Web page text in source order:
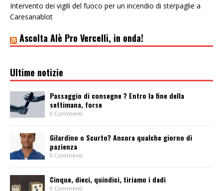
Intervento dei vigili del fuoco per un incendio di sterpaglie a
Caresanablot
Ascolta Alè Pro Vercelli, in onda!
Ultime notizie
Passaggio di consegne ? Entro la fine della
settimana, forse
0 Commenti
Gilardino o Scurto? Ancora qualche giorno di
pazienza
0 Commenti
Cinque, dieci, quindici, tiriamo i dadi
0 Commenti